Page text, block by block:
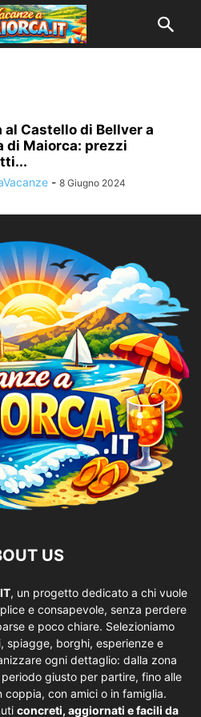
al Castello di Bellver a
di Maiorca: prezzi
- 8 Giugno 2024
US
, un progetto dedicato a chi vuole
e consapevole, senza perdere
e poco chiare. Selezioniamo
spiagge, borghi, esperienze e
ogni dettaglio: dalla zona
giusto per partire, fino alle
coppia, con amici o in famiglia.
concreti, aggiornati e facili da